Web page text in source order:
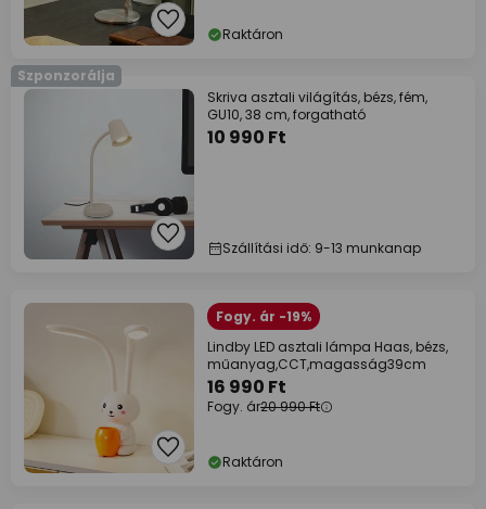
Raktáron
Szponzorálja
Skriva asztali világítás, bézs, fém,
GU10, 38 cm, forgatható
10 990 Ft
Szállítási idő: 9-13 munkanap
Fogy. ár -19%
Lindby LED asztali lámpa Haas, bézs,
műanyag,CCT,magasság39cm
16 990 Ft
Fogy. ár20 990 Ft
Raktáron